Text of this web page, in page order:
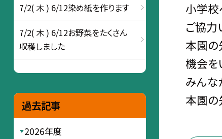
小学校
ご協力
本園の
機会を
みんな
本園の
7/2( 木 ) 6/12染め紙を作ります
7/2( 木 ) 6/12お野菜をたくさん
収穫しました
過去記事
2026年度